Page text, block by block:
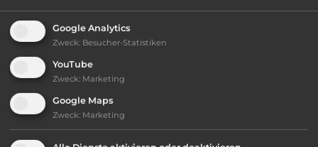
Ausstattung
Klassifizierung: befriedigend
Google Analytics
Zweck: Besucher-Statistiken
YouTube
Zweck: Marketing
Google Maps
Zweck: Marketing